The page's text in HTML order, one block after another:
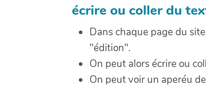
écrire ou coller du
Dans chaque page du
"édition".
On peut alors écrire ou
On peut voir un aperéu